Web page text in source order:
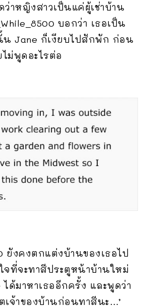
าหญิงสาวเป็นแค่ผู้เช่าบ้าน
บอกว่า เธอเป็น
น Jane ก็เงียบไปสักพัก ก่อน
ม่พูดอะไรต่อ
ยังคงตกแต่งบ้านของเธอไป
จที่จะทาสีประตูหน้าบ้านใหม่
ด้มาหาเธออีกครั้ง และพูดว่า
เจ้าของบ้านก่อนทาสีนะ…’